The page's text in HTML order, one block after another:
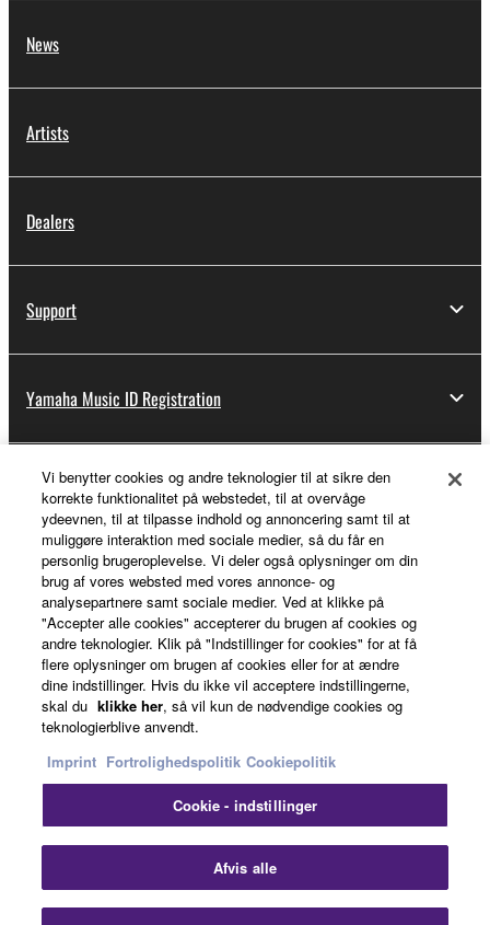
News
Artists
Dealers
Support
Yamaha Music ID Registration
About Yamaha
Danmark - English
Business
Kontakt osBetingelser og vilkårFortrolighedspolitik
CookiepolitikImprint
© Yamaha Corporation.
Vi benytter cookies og andre teknologier til at sikre den
korrekte funktionalitet på webstedet, til at overvåge
ydeevnen, til at tilpasse indhold og annoncering samt til at
muliggøre interaktion med sociale medier, så du får en
personlig brugeroplevelse. Vi deler også oplysninger om din
brug af vores websted med vores annonce- og
analysepartnere samt sociale medier. Ved at klikke på
"Accepter alle cookies" accepterer du brugen af cookies og
andre teknologier. Klik på "Indstillinger for cookies" for at få
flere oplysninger om brugen af cookies eller for at ændre
dine indstillinger. Hvis du ikke vil acceptere indstillingerne,
skal du klikke her, så vil kun de nødvendige cookies og
teknologierblive anvendt.
Imprint Fortrolighedspolitik Cookiepolitik
Cookie - indstillinger
Afvis alle